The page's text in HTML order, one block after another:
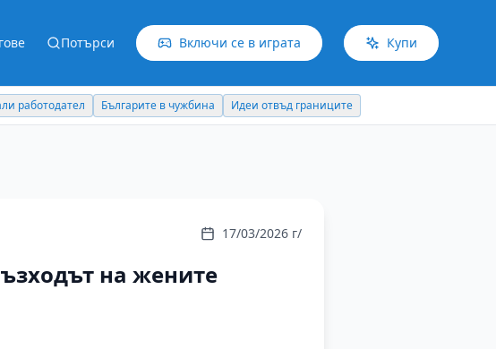
Потърси Включи се в играта Купи
работодател Българите в чужбина Идеи отвъд границите
17/03/2026 г/
на жените